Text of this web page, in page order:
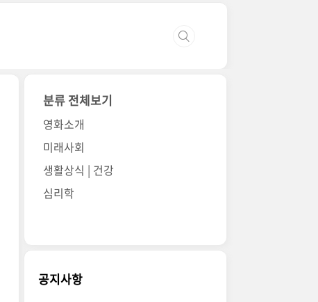
분류 전체보기
영화소개
미래사회
생활상식 | 건강
심리학
공지사항